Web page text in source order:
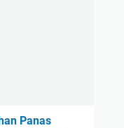
Panas